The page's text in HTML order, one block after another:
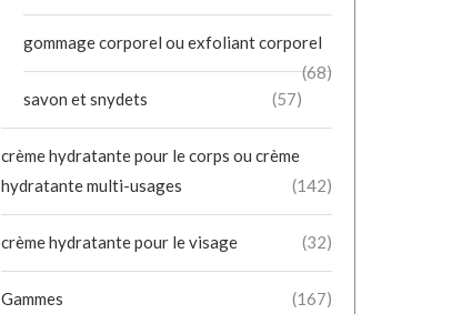
gommage corporel ou exfoliant corporel
(68)
savon et snydets
(57)
crème hydratante pour le corps ou crème
hydratante multi-usages
(142)
crème hydratante pour le visage (32)
Gammes (167)